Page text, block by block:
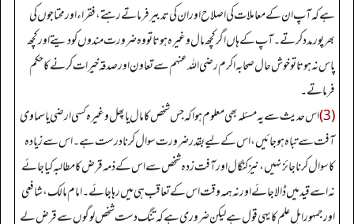
ہے کہ آپ ان کے معاملات کی اصلاح اور ان کی تدبیر فرماتے رہتے، فقراء اور محتاجوں کی
بھر پور مدد کرتے۔ آپ کے ہاں اگر کچھ مال وغیرہ ہوتا تو وہ ضرورت مندوں کو دیتے اور کچھ
پاس نہ ہوتا تو خوش حال صحابہ اکرم رضی اللہ عنہم سے تعاون اور صدقہ خیرات کرنے کا حکم
فرماتے۔
(3) اس حدیث سے یہ مسئلہ بھی معلوم ہوا کہ جس شخص کا مال یا پھل وغیرہ کسی ارضی یا سماوی
آفت سے تباہ ہو جائیں، اس کے لیے بقدر ضرورت سوال کرنا درست ہے۔ اس سے زیادہ
کا سوال کرنا جائز نہیں، نیز کنگال اور آفت زدہ شخص سے اس کے ذمہ قرض کا مطالبہ کیا جائے
نہ اسے قید میں ڈالا جائے اور نہ ہمہ وقت اس کے تعاقب ہی میں رہا جائے۔ امام مالک، شافعی
اور جمہور اہل علم کا یہی قول ہے لیکن ضروری ہے کہ تنگ دست شخص لوگوں سے قرض لے